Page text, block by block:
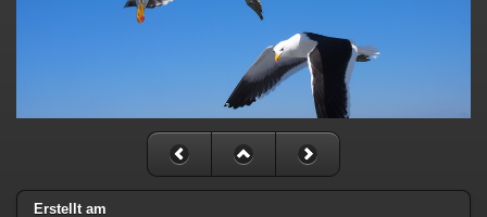
Erstellt am